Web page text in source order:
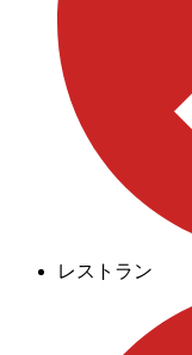
レストラン